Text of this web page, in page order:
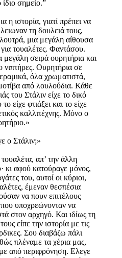
σημείο.”
η ιστορία, γιατί πρέπει να
τη δουλειά τους,
μια μεγάλη αίθουσα
τουαλέτες. Φαντάσου.
μεγάλη σειρά ουρητήρια και
νιπτήρες. Ουρητήρια σε
όλα χρωματιστά,
από λουλούδια. Κάθε
του Στάλιν είχε το δικό
είχε φτιάξει και το είχε
καλλιτέχνης. Μόνο ο
ο Στάλιν;»
απ’ την άλλη
κι αφού κατούραγε μόνος,
του, αυτοί οι κύριοι,
έμεναν θεσπέσια
να πουν επιτέλους
υποχρεώνονταν να
στον αρχηγό. Και ιδίως τη
είπε την ιστορία με τις
Σου διαβάζω πάλι
πλέναμε τα χέρια μας,
από περιφρόνηση. Ελεγε